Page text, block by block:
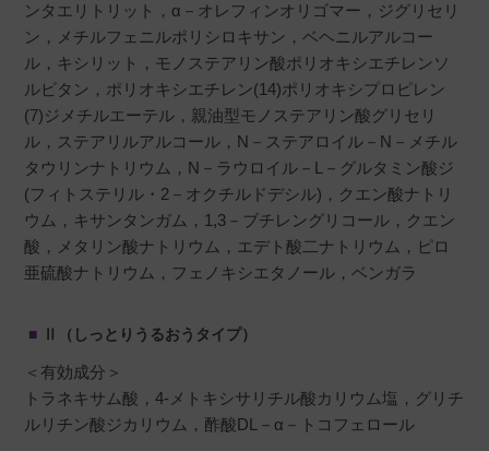
ンタエリトリット，α－オレフィンオリゴマー，ジグリセリ
ン，メチルフェニルポリシロキサン，ベヘニルアルコー
ル，キシリット，モノステアリン酸ポリオキシエチレンソ
ルビタン，ポリオキシエチレン(14)ポリオキシプロピレン
(7)ジメチルエーテル，親油型モノステアリン酸グリセリ
ル，ステアリルアルコール，N－ステアロイル－N－メチル
タウリンナトリウム，N－ラウロイル－L－グルタミン酸ジ
(フィトステリル・2－オクチルドデシル)，クエン酸ナトリ
ウム，キサンタンガム，1,3－ブチレングリコール，クエン
酸，メタリン酸ナトリウム，エデト酸二ナトリウム，ピロ
亜硫酸ナトリウム，フェノキシエタノール，ベンガラ
Ⅱ（しっとりうるおうタイプ）
＜有効成分＞
トラネキサム酸，4-メトキシサリチル酸カリウム塩，グリチ
ルリチン酸ジカリウム，酢酸DL－α－トコフェロール